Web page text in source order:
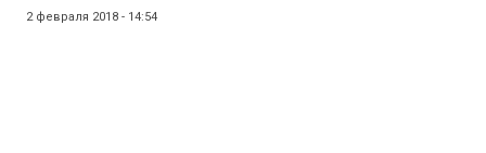
2 февраля 2018 - 14:54